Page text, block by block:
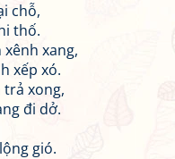
chỗ,
thố.
xang,
xếp xó.
trả xong,
đi dở.
gió.